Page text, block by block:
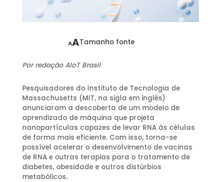
AATamanho fonte
Por redação AIoT Brasil
Pesquisadores do Instituto de Tecnologia de
Massachusetts (MIT, na sigla em inglês)
anunciaram a descoberta de um modelo de
aprendizado de máquina que projeta
nanopartículas capazes de levar RNA às células
de forma mais eficiente. Com isso, torna-se
possível acelerar o desenvolvimento de vacinas
de RNA e outras terapias para o tratamento de
diabetes, obesidade e outros distúrbios
metabólicos.